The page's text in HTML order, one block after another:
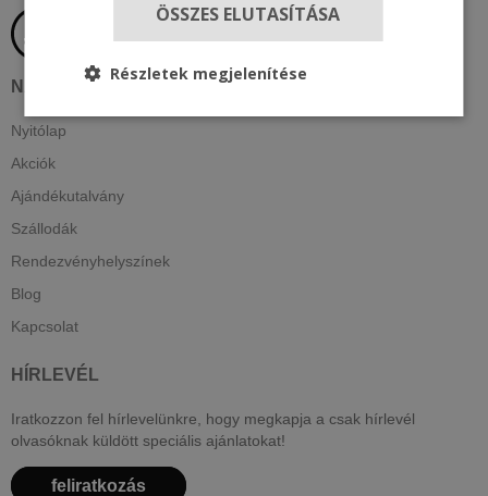
NAVIGÁCIÓ
Nyitólap
Akciók
Ajándékutalvány
Szállodák
Rendezvényhelyszínek
Blog
Kapcsolat
HÍRLEVÉL
Iratkozzon fel hírlevelünkre, hogy megkapja a csak hírlevél
olvasóknak küldött speciális ajánlatokat!
feliratkozás
ÖSSZES ELUTASÍTÁSA
Részletek megjelenítése